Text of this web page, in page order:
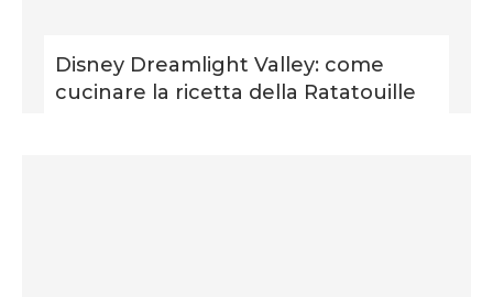
Disney Dreamlight Valley: come
cucinare la ricetta della Ratatouille